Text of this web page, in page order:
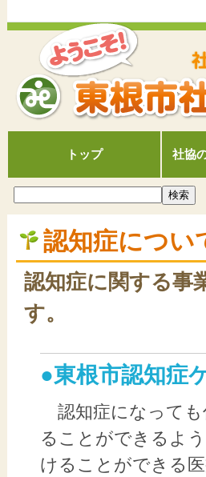
トップ 社協
認知症につい
認知症に関する事
す。
●東根市認知症
認知症になっても
ることができるよ
けることができる